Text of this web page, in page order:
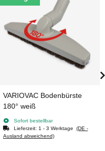
VARIOVAC Bodenbürste
180° weiß
Sofort bestellbar
Lieferzeit: 1 - 3 Werktage (DE -
Ausland abweichend)